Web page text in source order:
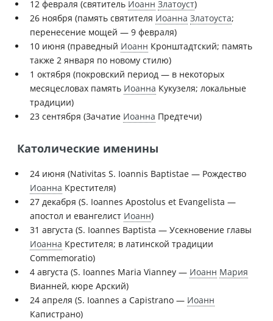
12 февраля (святитель Иоанн Златоуст)
26 ноября (память святителя Иоанна Златоуста;
перенесение мощей — 9 февраля)
10 июня (праведный Иоанн Кронштадтский; память
также 2 января по новому стилю)
1 октября (покровский период — в некоторых
месяцесловах память Иоанна Кукузеля; локальные
традиции)
23 сентября (Зачатие Иоанна Предтечи)
Католические именины
24 июня (Nativitas S. Ioannis Baptistae — Рождество
Иоанна Крестителя)
27 декабря (S. Ioannes Apostolus et Evangelista —
апостол и евангелист Иоанн)
31 августа (S. Ioannes Baptista — Усекновение главы
Иоанна Крестителя; в латинской традиции
Commemoratio)
4 августа (S. Ioannes Maria Vianney — Иоанн Мария
Вианней, кюре Арский)
24 апреля (S. Ioannes a Capistrano — Иоанн
Капистрано)